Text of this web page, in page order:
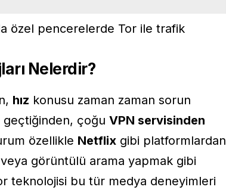
özel pencerelerde Tor ile trafik
Nelerdir?
hız konusu zaman zaman sorun
geçtiğinden, çoğu VPN servisinden
özellikle Netflix gibi platformlardan
görüntülü arama yapmak gibi
teknolojisi bu tür medya deneyimleri